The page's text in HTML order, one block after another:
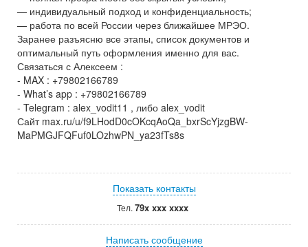
— индивидуальный подход и конфиденциальность;
— работа по всей России через ближайшее МРЭО.
Заранее разъясню все этапы, список документов и
оптимальный путь оформления именно для вас.
Связаться с Алексеем :
- MAX : +79802166789
- What’s app : +79802166789
- Telegram : alex_vodit11 , либо alex_vodit
Сайт max.ru/u/f9LHodD0cOKcqAoQa_bxrScYjzgBW-
MaPMGJFQFuf0LOzhwPN_ya23fTs8s
Показать контакты
Тел. 79x xxx xxxx
Написать сообщение